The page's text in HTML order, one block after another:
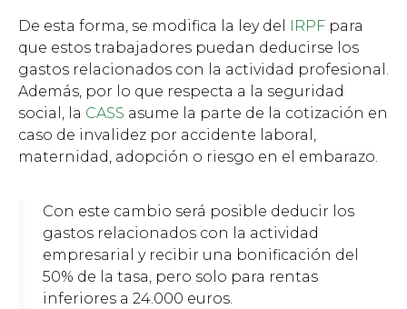
De esta forma, se modifica la ley del IRPF para
que estos trabajadores puedan deducirse los
gastos relacionados con la actividad profesional.
Además, por lo que respecta a la seguridad
social, la CASS asume la parte de la cotización en
caso de invalidez por accidente laboral,
maternidad, adopción o riesgo en el embarazo.
Con este cambio será posible deducir los
gastos relacionados con la actividad
empresarial y recibir una bonificación del
50% de la tasa, pero solo para rentas
inferiores a 24.000 euros.